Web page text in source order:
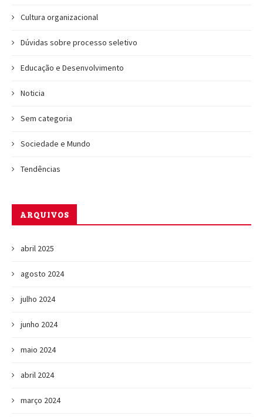
Cultura organizacional
Dúvidas sobre processo seletivo
Educação e Desenvolvimento
Noticia
Sem categoria
Sociedade e Mundo
Tendências
ARQUIVOS
abril 2025
agosto 2024
julho 2024
junho 2024
maio 2024
abril 2024
março 2024